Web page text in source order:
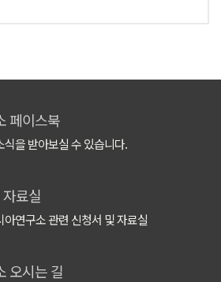
페이스북
을 받아보실 수 있습니다.
료실
연구소 관련 신청서 및 자료실
오시는 길